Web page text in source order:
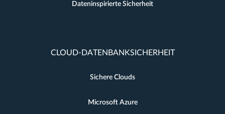
Dateninspirierte Sicherheit
CLOUD-DATENBANKSICHERHEIT
Sichere Clouds
Microsoft Azure